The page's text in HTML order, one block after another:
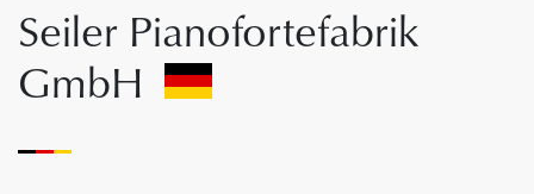
Seiler Pianofortefabrik
GmbH